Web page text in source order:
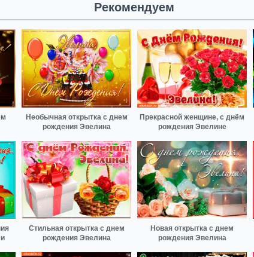
Рекомендуем
Необычная открытка с днем
рождения Эвелина
Прекрасной женщине, с днём
рождения Эвелине
Стильная открытка с днем
рождения Эвелина
Новая открытка с днем
рождения Эвелина